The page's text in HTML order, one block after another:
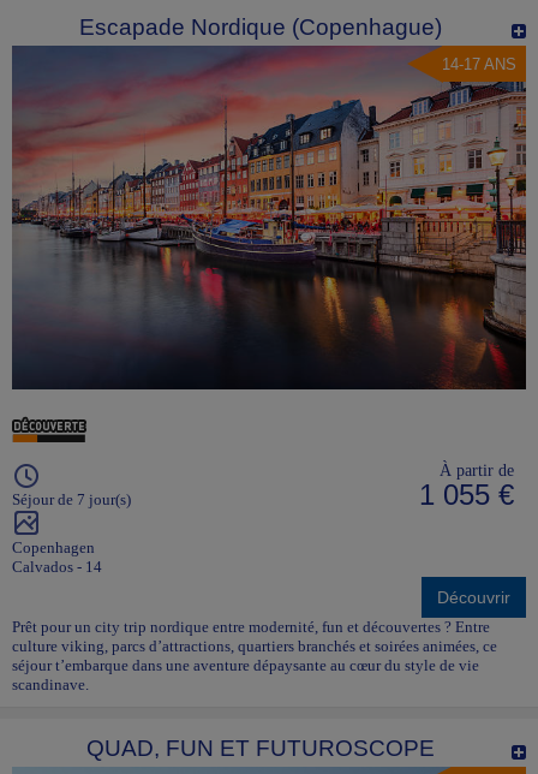
Escapade Nordique (Copenhague)
14-17 ANS
Séjour de 7 jour(s)
Copenhagen
Calvados - 14
À partir de
1 055 €
Découvrir
Prêt pour un city trip nordique entre modernité, fun et découvertes ? Entre
culture viking, parcs d’attractions, quartiers branchés et soirées animées, ce
séjour t’embarque dans une aventure dépaysante au cœur du style de vie
scandinave.
QUAD, FUN ET FUTUROSCOPE